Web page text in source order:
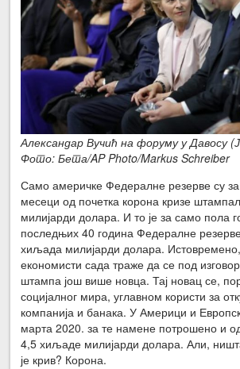
Александар Вучић на форуму у Давосу
Фото: Бета/AP Photo/Markus Schreiber
Само америчке Федералне резерве су
месеци од почетка корона кризе
милијарди долара. И то је за само пола
последњих 40 година Федералне
хиљада милијарди долара.
економисти сада траже да се под
штампа још више новца. Тај новац се,
социјалног мира, углавном користи за
компанија и банака. У Америци и
марта 2020. за те намене потрошено и
4,5 хиљаде милијарди долара. Али,
је крив? Корона.